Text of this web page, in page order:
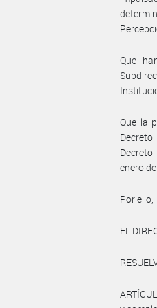
Que
Que la
enero
Por ello,
EL